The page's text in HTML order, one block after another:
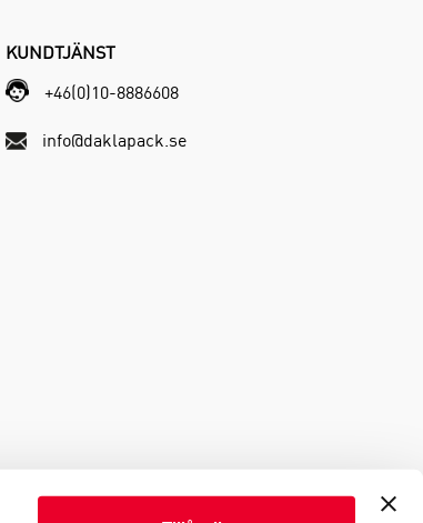
KUNDTJÄNST
+46(0)10-8886608
info@daklapack.se